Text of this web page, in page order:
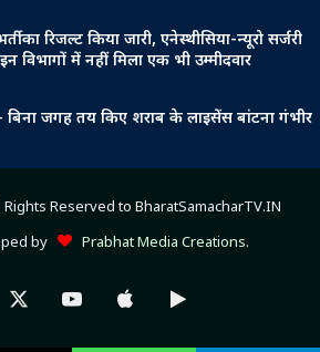
का रिजल्ट किया जारी, एनेस्थीसिया-न्यूरो सर्जरी
विभागों में नहीं मिला एक भी उम्मीदवार
बिना जगह तय किए शराब के लाइसेंस बांटना गंभीर
Reserved to BharatSamacharTV.IN
by
Prabhat Media Creations.
YouTubeAppleGoogle